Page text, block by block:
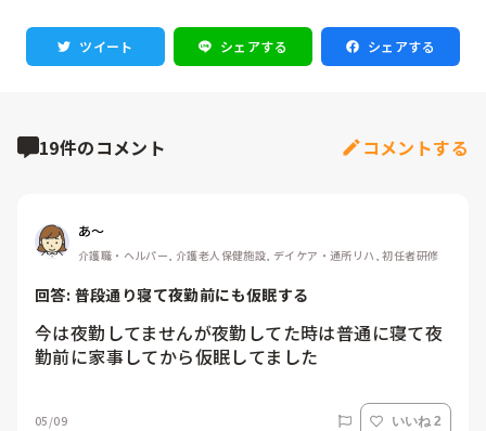
ツイート シェアする シェアする
19件のコメント コメントする
あ～
介護職・ヘルパー, 介護老人保健施設, デイケア・通所リハ, 初任者研修
回答: 普段通り寝て夜勤前にも仮眠する
今は夜勤してませんが夜勤してた時は普通に寝て夜
勤前に家事してから仮眠してました
05/09 いいね 2